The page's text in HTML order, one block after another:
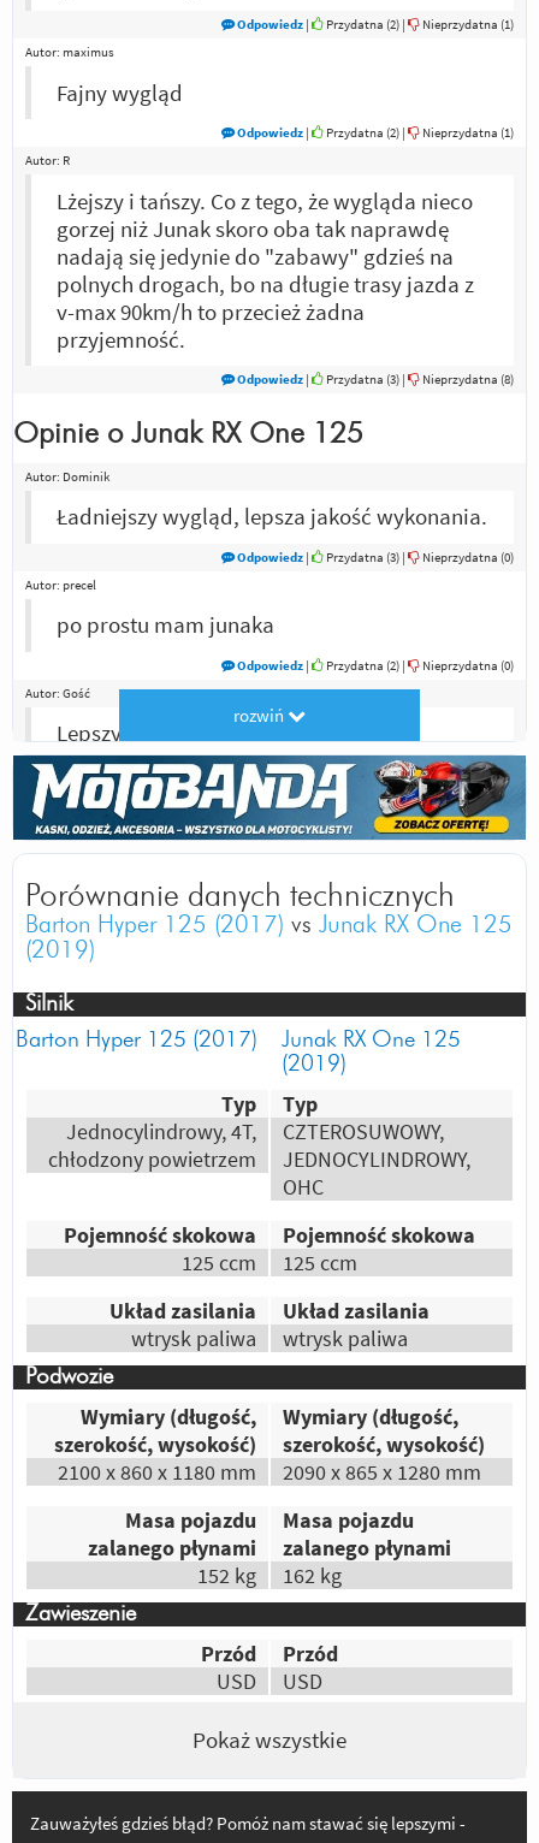
Odpowiedz | Przydatna (2) | Nieprzydatna (1)
Autor: maximus
Fajny wygląd
Odpowiedz | Przydatna (2) | Nieprzydatna (1)
Autor: R
Lżejszy i tańszy. Co z tego, że wygląda nieco
gorzej niż Junak skoro oba tak naprawdę
nadają się jedynie do "zabawy" gdzieś na
polnych drogach, bo na długie trasy jazda z
v-max 90km/h to przecież żadna
przyjemność.
Odpowiedz | Przydatna (3) | Nieprzydatna (8)
Opinie o Junak RX One 125
Autor: Dominik
Ładniejszy wygląd, lepsza jakość wykonania.
Odpowiedz | Przydatna (3) | Nieprzydatna (0)
Autor: precel
po prostu mam junaka
Odpowiedz | Przydatna (2) | Nieprzydatna (0)
Autor: Gość
Lepszy wygląd, pewniejsza fabryka
Odpowiedz | Przydatna (2)| Nieprzydatna (1
Autor:Rafał
Dojrzalszy wygląd, lepsza jakość wykonania
Odpowiedz| Przydatna (1) | Nieprzydatna (
Autor: Jedrzej
Odpowiedz| Przydatna (1)| Nieprzydatna (0)
Autor:nibelung
doroślejszego.
Wygląda bardziej rasowo. Wydaje mi się że
poza tym jest to bardziej nowocześniejsza
Odpowiedz| Przydatna ( 1)| Nieprzydatna (
ladniejszy
Odpowiedz| Przydatna (1)|
rozwiń
Porównanie danych technicznych
Barton Hyper 125 (2017) vs Junak RX One 125
(2019)
Silnik
Barton Hyper 125 (2017)
Junak RX One 125
(2019)
Typ
Jednocylindrowy, 4T,
chłodzony powietrzem
CZTEROSUWOWY,
JEDNOCYLINDROWY,
OHC
Typ
Pojemność skokowa
125 ccm
125 ccm
Pojemność skokowa
Układ zasilania
wtrysk paliwa
wtrysk paliwa
Układ zasilania
Podwozie
Wymiary (długość,
szerokość, wysokość)
2100 x 860 x 1180 mm
2090 x 865 x 1280 mm
Wymiary (długość,
szerokość, wysokość)
Masa pojazdu
zalanego płynami
152 kg
162 kg
Masa pojazdu
zalanego płynami
Zawieszenie
Przód
USD
USD
Przód
Pokaż wszystkie
Zauważyłeś gdzieś błąd? Pomóż nam stawać się lepszymi -